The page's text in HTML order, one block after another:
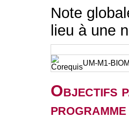
Note
lieu à une
UM-M1-
Objectifs
programme